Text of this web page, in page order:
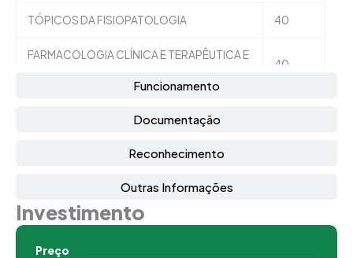
Funcionamento
Documentação
Reconhecimento
Outras Informações
TÓPICOS DA FISIOPATOLOGIA 40
FARMACOLOGIA CLÍNICA E TERAPÊUTICA E
40
Investimento
Preço